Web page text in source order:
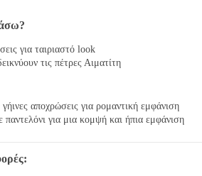
για ταιριαστό look
τις πέτρες Αιματίτη
αποχρώσεις για ρομαντική εμφάνιση
για μια κομψή και ήπια εμφάνιση